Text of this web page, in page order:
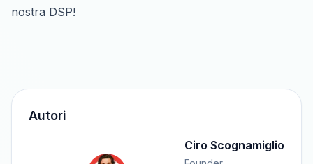
nostra DSP!
Autori
Ciro Scognamiglio